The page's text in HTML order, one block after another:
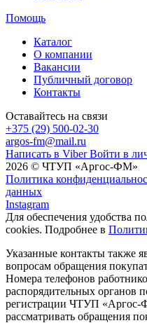
Помощь
Каталог
О компании
Вакансии
Публичный договор
Контакты
Оставайтесь на связи
+375 (29) 500-02-30
argos-fm@mail.ru
Написать в Viber Войти в
2026 © ЧТУП «Аргос-ФМ»
Политика
данных
Instagram
Для обеспечения удобства
cookies. Подробнее в
Указанные контакты также
вопросам обращения
Номера телефонов
распорядительных органов
регистрации ЧТУП
рассматривать обращения